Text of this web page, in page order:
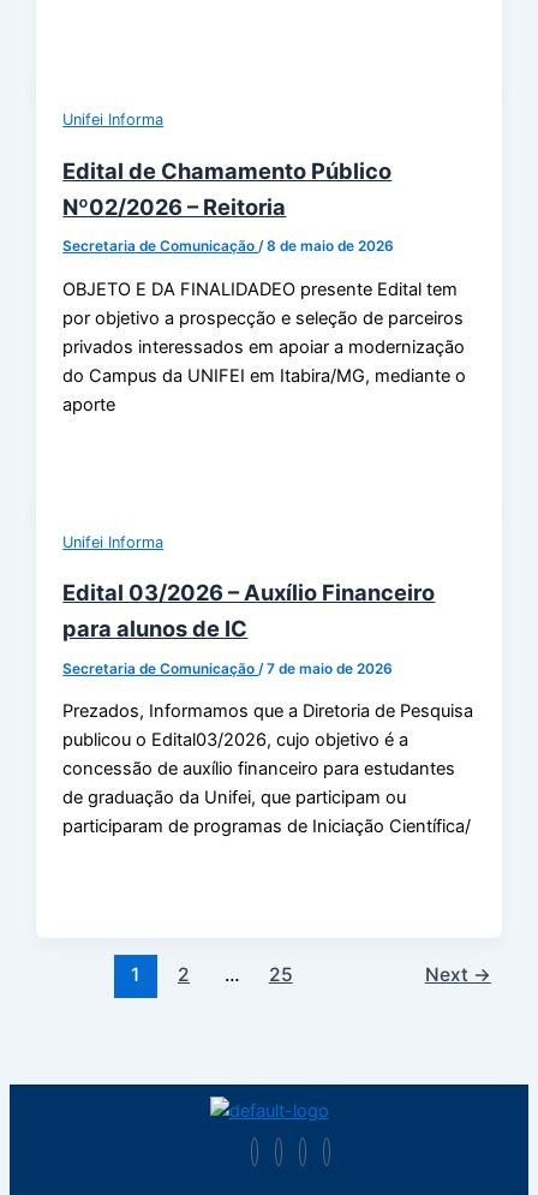
Unifei Informa
Edital de Chamamento Público
Nº02/2026 – Reitoria
Secretaria de Comunicação/8 de maio de 2026
OBJETO E DA FINALIDADEO presente Edital tem
por objetivo a prospecção e seleção de parceiros
privados interessados em apoiar a modernização
do Campus da UNIFEI em Itabira/MG, mediante o
aporte
Unifei Informa
Edital 03/2026 – Auxílio Financeiro
para alunos de IC
Secretaria de Comunicação /7 de maio de 2026
Prezados, Informamos que a Diretoria de Pesquisa
publicou o Edital03/2026, cujo objetivo é a
concessão de auxílio financeiro para estudantes
de graduação da Unifei, que participam ou
participaram de programas de Iniciação Científica/
1 2 … 25 Next →